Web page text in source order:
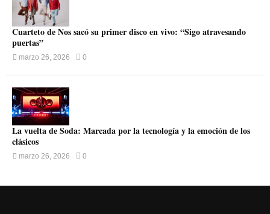
Cuarteto de Nos sacó su primer disco en vivo: “Sigo atravesando
puertas”
marzo 26, 2026 0
La vuelta de Soda: Marcada por la tecnología y la emoción de los
clásicos
marzo 26, 2026 0